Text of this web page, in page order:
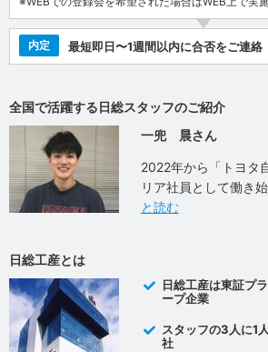
内定 最短即日〜1週間以内に合否をご連絡
全国で活躍する日総スタッフのご紹介
一兜 晨さん
2022年から「トヨタ
リア社員として働き
と読む
日総工産とは
日総工産は東証プ
ープ企業
スタッフの3人に1
社